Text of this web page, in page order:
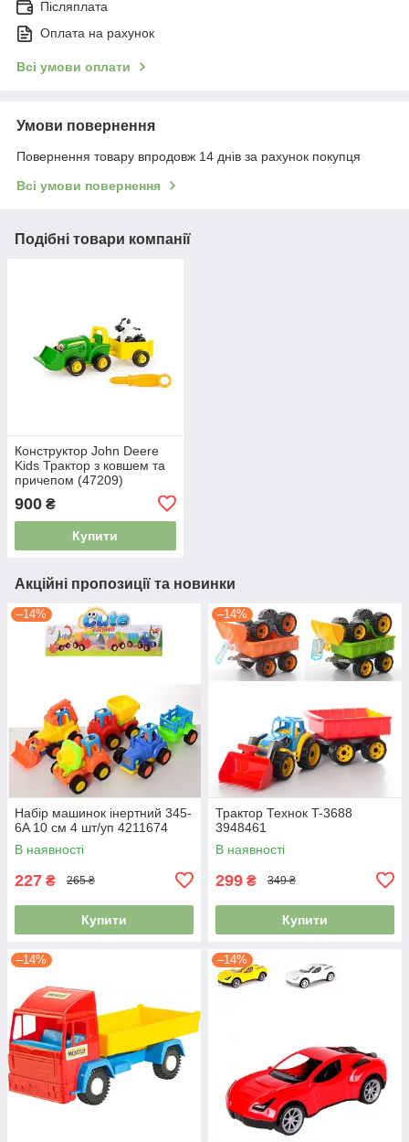
Післяплата
Оплата на рахунок
Всі умови оплати
Умови повернення
Повернення товару впродовж 14 днів за рахунок покупця
Всі умови повернення
Подібні товари компанії
Конструктор John Deere
Kids Трактор з ковшем та
причепом (47209)
900 ₴
Купити
Акційні пропозиції та новинки
–14%
Набір машинок інертний 345-
6A 10 см 4 шт/уп 4211674
В наявності
227 ₴ 265 ₴
Купити
–14%
Трактор Технок T-3688
3948461
В наявності
299 ₴ 349 ₴
Купити
–14% –14%